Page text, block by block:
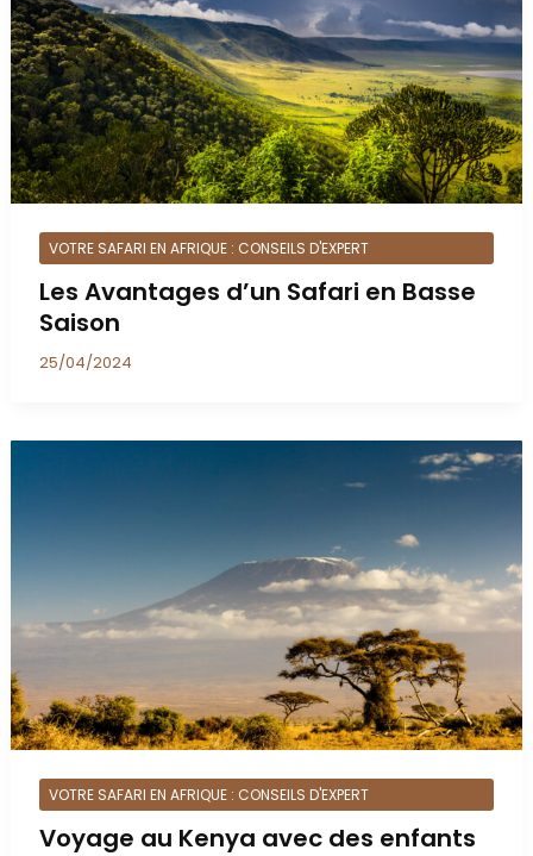
VOTRE SAFARI EN AFRIQUE : CONSEILS D'EXPERT
Les Avantages d’un Safari en Basse
Saison
25/04/2024
VOTRE SAFARI EN AFRIQUE : CONSEILS D'EXPERT
Voyage au Kenya avec des enfants